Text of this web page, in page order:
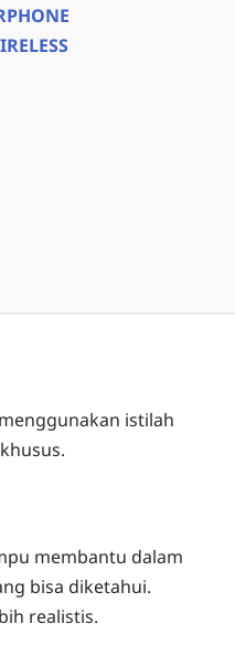
istilah
membantu dalam
bisa diketahui.
realistis.